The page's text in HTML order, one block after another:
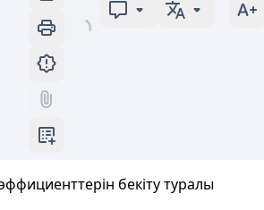
бекіту туралы